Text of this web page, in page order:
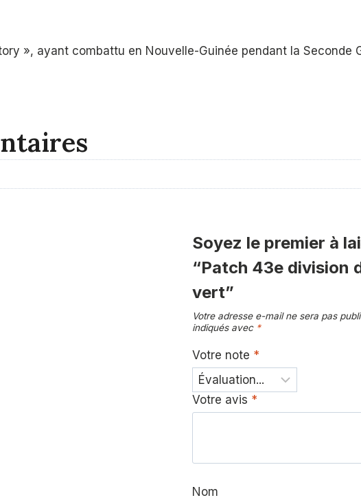
», ayant combattu en Nouvelle-Guinée pendant la Seconde
Soyez le premier à
“Patch 43e division
vert”
Votre adresse e-mail ne sera pas
indiqués avec *
Votre note *
Votre avis *
Nom